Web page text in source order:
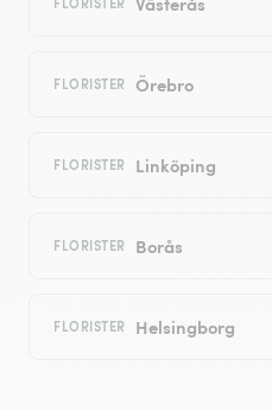
FLORISTER Örebro
FLORISTER Linköping
FLORISTER Borås
FLORISTER Helsingborg